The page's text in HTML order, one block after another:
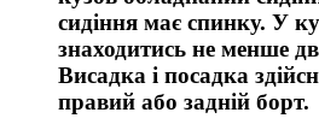
сидіння має спинку. У
знаходитись не менше
Висадка і посадка
правий або задній борт.